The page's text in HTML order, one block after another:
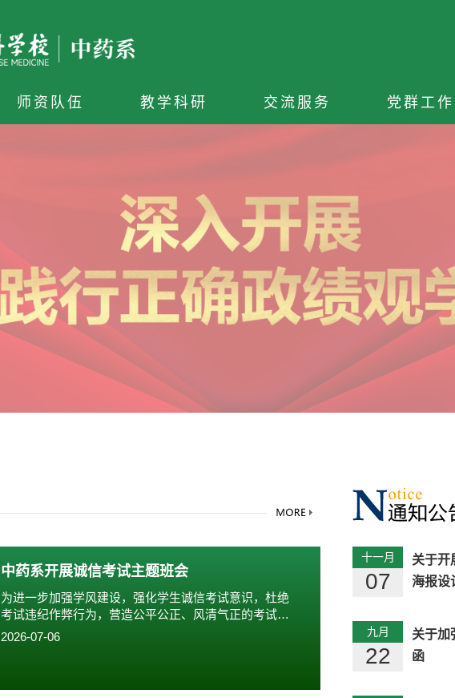
师资队伍 教学科研 交流服务 党群工作
中药系开展诚信考试主题班会
为进一步加强学风建设，强化学生诚信考试意识，杜绝
考试违纪作弊行为，营造公平公正、风清气正的考试氛
围…
2026-07-06
十一月
07
关于
海报设
九月
22
关于加
函